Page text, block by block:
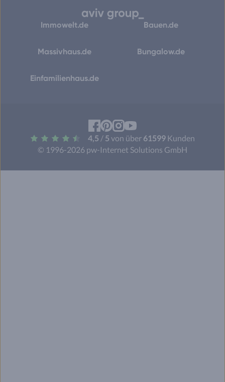
Immowelt.de Bauen.de
Massivhaus.de Bungalow.de
Einfamilienhaus.de
© 1996-2026 pw-Internet Solutions GmbH
4,5 / 5 von über 61599Kunden
Facebook
Pinterest
Instagram